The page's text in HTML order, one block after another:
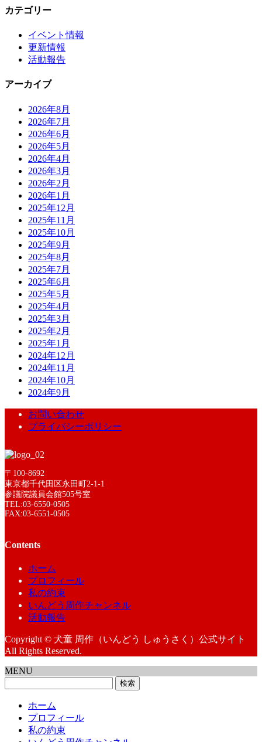
カテゴリー
イベント情報
更新情報
活動報告
アーカイブ
2026年8月
2026年7月
2026年6月
2026年5月
2026年4月
2026年3月
2026年2月
2026年1月
2025年12月
2025年11月
2025年10月
2025年9月
2025年8月
2025年7月
2025年6月
2025年5月
2025年4月
2025年3月
2025年2月
2025年1月
2024年12月
2024年11月
2024年10月
2024年9月
お問い合わせ
プライバシーポリシー
〒100-8692
東京都千代田区永田町2-1-1
参議院議員会館505号室
TEL:03-6550-0505
FAX:03-6551-0505
Contents
ホーム
プロフィール
私の約束
いんどう周作チャンネル
活動報告
Copyright © 犬童 周作（いんどう しゅうさく）公式サイト
All Rights Reserved.
MENU
ホーム
プロフィール
私の約束